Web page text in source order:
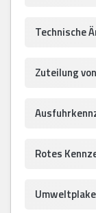
Technische
Zuteilung
Rotes